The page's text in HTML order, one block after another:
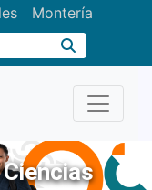
Montería